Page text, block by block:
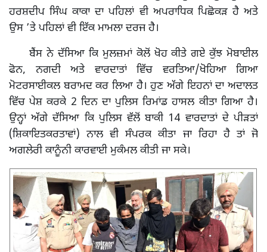
ਹਰਸ਼ਦੀਪ ਸਿੰਘ ਕਾਕਾ ਦਾ ਪਹਿਲਾਂ ਵੀ ਅਪਰਾਧਿਕ ਪਿਛੋਕੜ ਹੈ ਅਤੇ
ਉਸ ’ਤੇ ਪਹਿਲਾਂ ਵੀ ਇੱਕ ਮਾਮਲਾ ਦਰਜ ਹੈ।
ਬੈਂਸ ਨੇ ਦੱਸਿਆ ਕਿ ਮੁਲਜ਼ਮਾਂ ਕੋਲੋਂ ਖੋਹ ਕੀਤੇ ਗਏ ਕੁੱਝ ਮੋਬਾਈਲ
ਫੋਨ, ਨਗਦੀ ਅਤੇ ਵਾਰਦਾਤਾਂ ਵਿੱਚ ਵਰਤਿਆ/ਖੋਹਿਆ ਗਿਆ
ਮੋਟਰਸਾਈਕਲ ਬਰਾਮਦ ਕਰ ਲਿਆ ਹੈ। ਹੁਣ ਅੱਗੇ ਇਹਨਾਂ ਦਾ ਅਦਾਲਤ
ਵਿੱਚ ਪੇਸ਼ ਕਰਕੇ 2 ਦਿਨ ਦਾ ਪੁਲਿਸ ਰਿਮਾਂਡ ਹਾਸਲ ਕੀਤਾ ਗਿਆ ਹੈ।
ਉਨ੍ਹਾਂ ਅੱਗੇ ਦੱਸਿਆ ਕਿ ਪੁਲਿਸ ਵੱਲੋਂ ਬਾਕੀ 14 ਵਾਰਦਾਤਾਂ ਦੇ ਪੀੜਤਾਂ
(ਸ਼ਿਕਾਇਤਕਰਤਾਵਾਂ) ਨਾਲ ਵੀ ਸੰਪਰਕ ਕੀਤਾ ਜਾ ਰਿਹਾ ਹੈ ਤਾਂ ਜੋ
ਅਗਲੇਰੀ ਕਾਨੂੰਨੀ ਕਾਰਵਾਈ ਮੁਕੰਮਲ ਕੀਤੀ ਜਾ ਸਕੇ।